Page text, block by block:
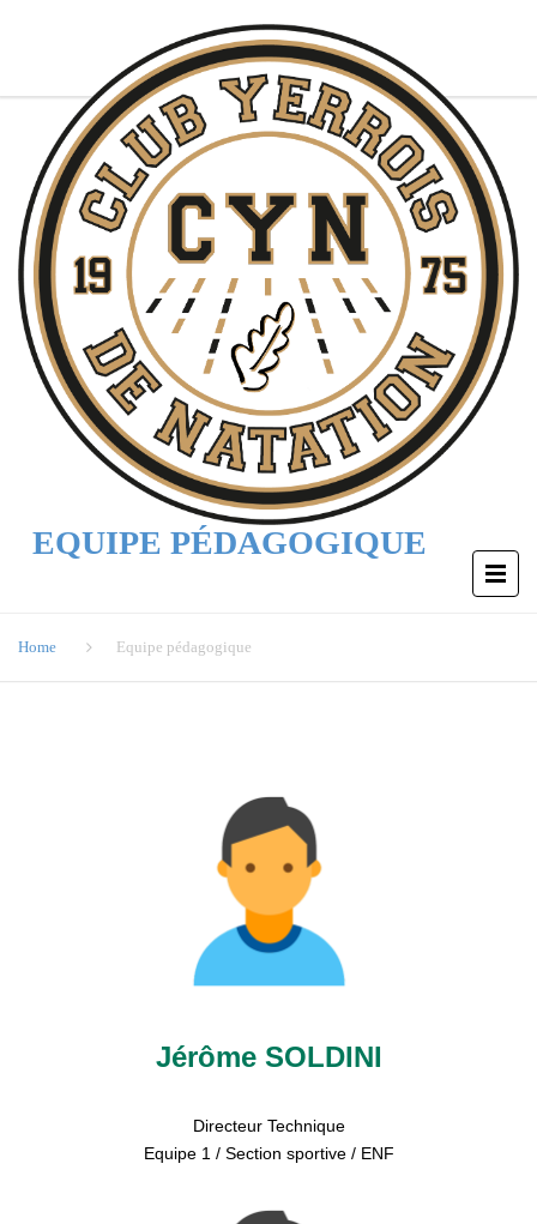
EQUIPE PÉDAGOGIQUE
Home Equipe pédagogique
Jérôme SOLDINI
Directeur Technique
Equipe 1 / Section sportive / ENF